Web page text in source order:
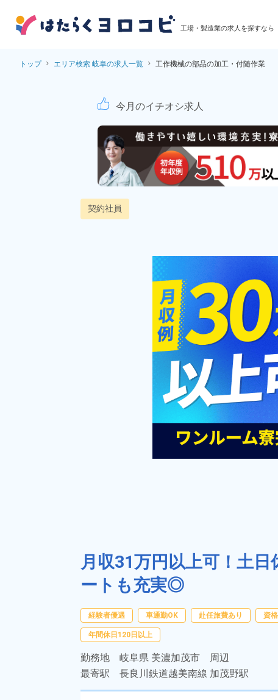
工場・製造業の求人を探すなら
トップ エリア検索 岐阜の求人一覧 工作機械の部品の加工・付随作業
工作機械の部品の加
今月のイチオシ求人
契約社員
月収31万円以上可！土
ートも充実◎
経験者優遇 車通勤OK 赴任旅費あり 資
年間休日120日以上
勤務地 岐阜県 美濃加茂市 周辺
最寄駅 長良川鉄道越美南線 加茂野駅